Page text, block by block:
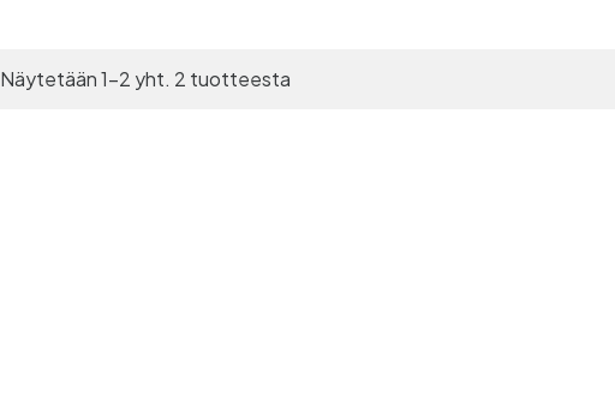
Näytetään 1-2 yht. 2 tuotteesta